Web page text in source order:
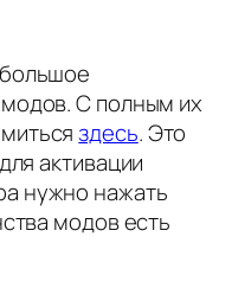
С полным их
здесь. Это
активации
нужно нажать
модов есть